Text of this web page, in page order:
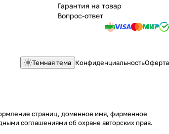
Гарантия на товар
Вопрос-ответ
Темная тема КонфиденциальностьОферта
страниц, доменное имя, фирменное
соглашениями об охране авторских прав.